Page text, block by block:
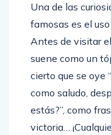
Una de las
famosas es el
Antes de visitar
suene como un
cierto que se oye
como saludo,
estás?”, como
victoria…